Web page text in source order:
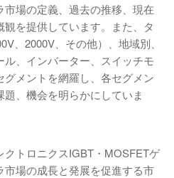
場の定義、過去の推移、現在
を提供しています。また、タ
、2000V、その他）、地域別、
、インバーター、スイッチモ
メントを網羅し、各セグメン
題、機会を明らかにしていま
トロニクスIGBT・MOSFETゲ
場の成長と発展を促進する市